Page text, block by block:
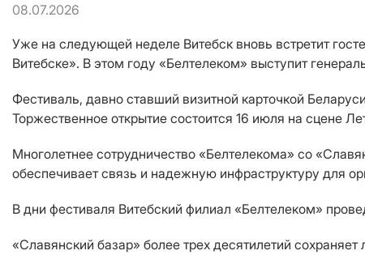
08.07.2026
Уже на следующей неделе Витебск вновь встретит
Витебске». В этом году «Белтелеком» выступит
Фестиваль, давно ставший визитной карточкой
Торжественное открытие состоится 16 июля на сцене
Многолетнее сотрудничество «Белтелекома» со
обеспечивает связь и надежную инфраструктуру для
В дни фестиваля Витебский филиал «Белтелеком»
«Славянский базар» более трех десятилетий